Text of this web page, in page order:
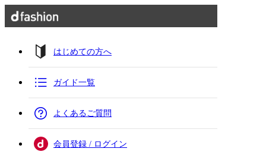
はじめての方へ
ガイド一覧
よくあるご質問
会員登録 / ログイン